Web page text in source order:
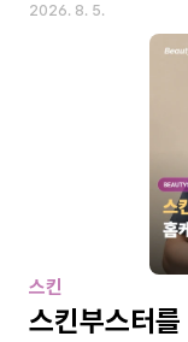
2026. 8. 5.
스킨
스킨부스터